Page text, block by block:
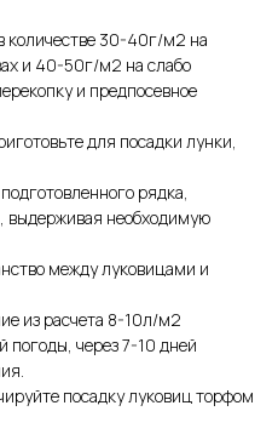
количестве 30-40г/м2 на
и 40-50г/м2 на слабо
и предпосевное
для посадки лунки,
рядка,
выдерживая необходимую
между луковицами и
из расчета 8-10л/м2
погоды, через 7-10 дней
посадку луковиц торфом